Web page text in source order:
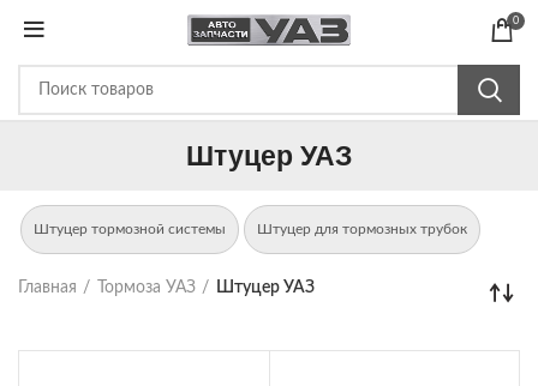
0
Штуцер УАЗ
Штуцер тормозной системы Штуцер для тормозных трубок
Главная Тормоза УАЗ Штуцер УАЗ